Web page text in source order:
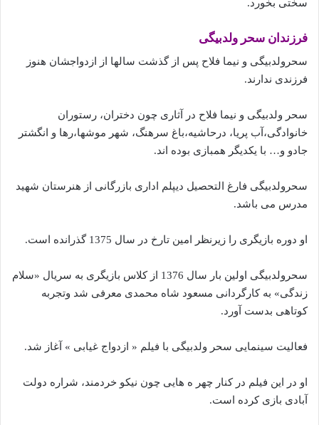
سختی بخورد.
فرزندان سحر ولدبیگی
سحرولدبیگی و نیما فلاح پس از گذشت سالها از ازدواجشان هنوز
فرزندی ندارند.
سحر ولدبیگی و نیما فلاح در آثاری چون دختران، رستوران
خانوادگی،آب پریا، درحاشیه،باغ سرهنگ، شهر موشها،رها و انگشتر
جادو و… با یکدیگر همبازی بوده اند.
سحرولدبیگی فارغ التحصیل دیپلم اداری بازرگانی از هنرستان شهید
مدرس می باشد.
او دوره بازیگری را زیرنظر امین تارخ در سال 1375 گذرانده است.
سحرولدبیگی اولین بار سال 1376 از کلاس بازیگری به سریال «سلام
زندگی» به کارگردانی مسعود شاه محمدی معرفی شد وتجربه
کوتاهی بدست آورد.
فعالیت سینمایی سحر ولدبیگی با فیلم « ازدواج غیابی » آغاز شد.
او در این فیلم در کنار چهر ه هایی چون نیکو خردمند، شراره دولت
آبادی بازی کرده است.